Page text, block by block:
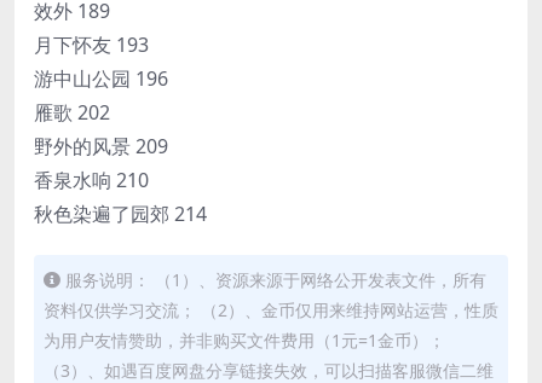
效外 189
月下怀友 193
游中山公园 196
雁歌 202
野外的风景 209
香泉水响 210
秋色染遍了园郊 214
服务说明： （1）、资源来源于网络公开发表文件，所有
资料仅供学习交流； （2）、金币仅用来维持网站运营，性质
为用户友情赞助，并非购买文件费用（1元=1金币）；
（3）、如遇百度网盘分享链接失效，可以扫描客服微信二维